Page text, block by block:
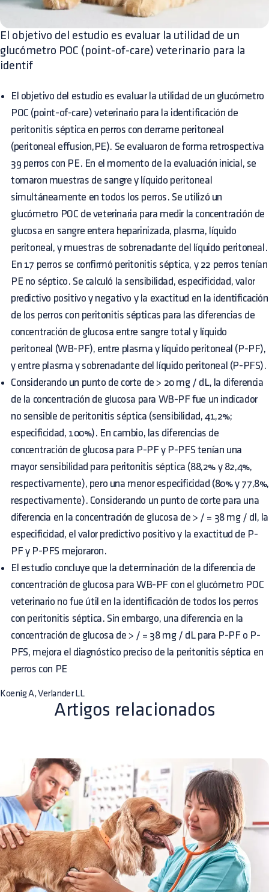
El objetivo del estudio es evaluar la utilidad de un
glucómetro POC (point-of-care) veterinario para la
identif
El objetivo del estudio es evaluar la utilidad de un glucómetro
POC (point-of-care) veterinario para la identificación de
peritonitis séptica en perros con derrame peritoneal
(peritoneal effusion,PE). Se evaluaron de forma retrospectiva
39 perros con PE. En el momento de la evaluación inicial, se
tomaron muestras de sangre y líquido peritoneal
simultáneamente en todos los perros. Se utilizó un
glucómetro POC de veterinaria para medir la concentración de
glucosa en sangre entera heparinizada, plasma, líquido
peritoneal, y muestras de sobrenadante del líquido peritoneal.
En 17 perros se confirmó peritonitis séptica, y 22 perros tenían
PE no séptico. Se calculó la sensibilidad, especificidad, valor
predictivo positivo y negativo y la exactitud en la identificación
de los perros con peritonitis sépticas para las diferencias de
concentración de glucosa entre sangre total y líquido
peritoneal (WB-PF), entre plasma y líquido peritoneal (P-PF),
y entre plasma y sobrenadante del líquido peritoneal (P-PFS).
Considerando un punto de corte de > 20 mg / dL, la diferencia
de la concentración de glucosa para WB-PF fue un indicador
no sensible de peritonitis séptica (sensibilidad, 41,2%;
especificidad, 100%). En cambio, las diferencias de
concentración de glucosa para P-PF y P-PFS tenían una
mayor sensibilidad para peritonitis séptica (88,2% y 82,4%,
respectivamente), pero una menor especificidad (80% y 77,8%,
respectivamente). Considerando un punto de corte para una
diferencia en la concentración de glucosa de > / = 38 mg / dl, la
especificidad, el valor predictivo positivo y la exactitud de P-
PF y P-PFS mejoraron.
El estudio concluye que la determinación de la diferencia de
concentración de glucosa para WB-PF con el glucómetro POC
veterinario no fue útil en la identificación de todos los perros
con peritonitis séptica. Sin embargo, una diferencia en la
concentración de glucosa de > / = 38 mg / dL para P-PF o P-
PFS, mejora el diagnóstico preciso de la peritonitis séptica en
perros con PE
Koenig A, Verlander LL
Artigos relacionados